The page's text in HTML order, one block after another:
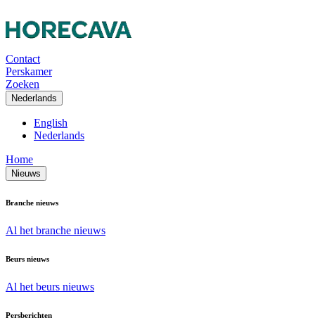
Contact
Perskamer
Zoeken
Nederlands
English
Nederlands
Home
Nieuws
Branche nieuws
Al het branche nieuws
Beurs nieuws
Al het beurs nieuws
Persberichten